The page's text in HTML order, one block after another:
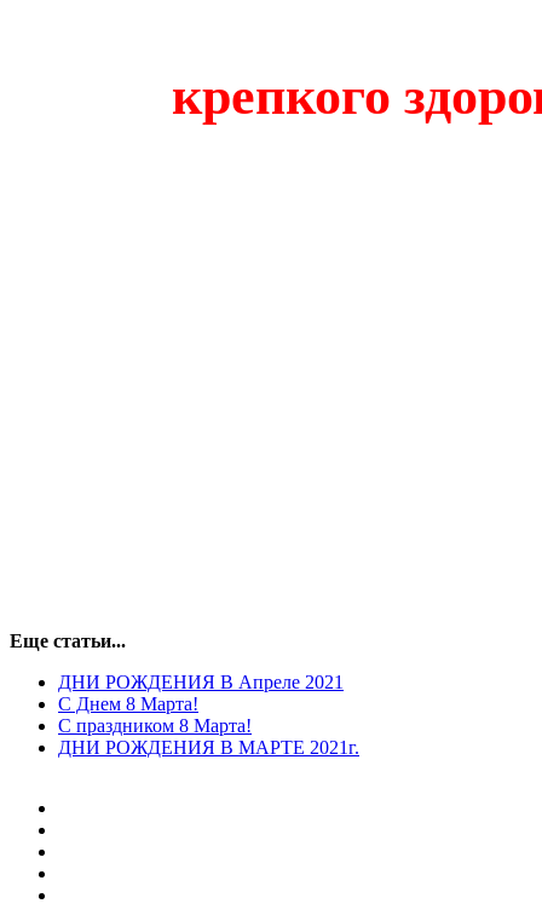
крепкого
Еще статьи...
ДНИ РОЖДЕНИЯ В Апреле 2021
С Днем 8 Марта!
С праздником 8 Марта!
ДНИ РОЖДЕНИЯ В МАРТЕ 2021г.